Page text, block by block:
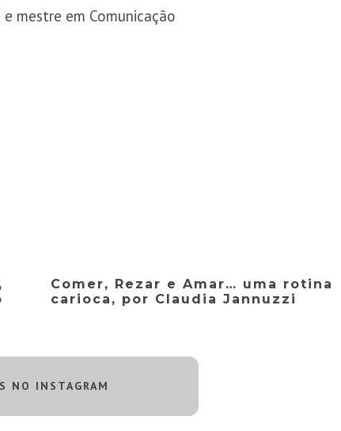
mestre em Comunicação
Comer, Rezar e Amar… uma rotina
carioca, por Claudia Jannuzzi
NO INSTAGRAM